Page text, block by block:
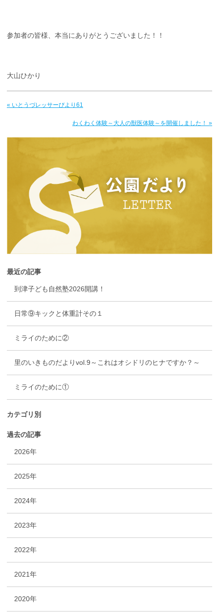
参加者の皆様、本当にありがとうございました！！
大山ひかり
« いとうづレッサーびより61
わくわく体験～大人の獣医体験～を開催しました！ »
最近の記事
到津子ども自然塾2026開講！
日常⑨キックと体重計その１
ミライのために②
里のいきものだよりvol.9～これはオシドリのヒナですか？～
ミライのために①
カテゴリ別
過去の記事
2026年
2025年
2024年
2023年
2022年
2021年
2020年